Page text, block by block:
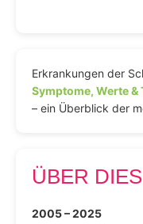
Erkrankungen der
Symptome, Werte &
– ein Überblick der
ÜBER
2005 – 2025